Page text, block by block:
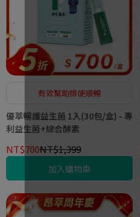
有效幫助排便順暢
優萃暢護益生菌 1入(30包/盒) - 專
利益生菌+綜合酵素
NT$700NT$1,399
加入購物車